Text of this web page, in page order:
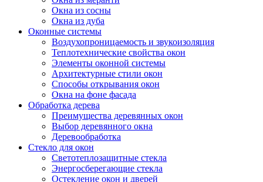
Окна из сосны
Окна из дуба
Оконные системы
Воздухопроницаемость и звукоизоляция
Теплотехнические свойства окон
Элементы оконной системы
Архитектурные стили окон
Способы открывания окон
Окна на фоне фасада
Обработка дерева
Преимущества деревянных окон
Выбор деревянного окна
Деревообработка
Стекло для окон
Светотеплозащитные стекла
Энергосберегающие стекла
Остекление окон и дверей